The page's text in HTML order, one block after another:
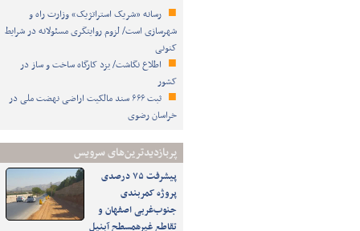
رسانه «شریک استراتژیک» وزارت راه و
شهرسازی است/ لزوم روایتگری مسئولانه در شرایط
کنونی
اطلاع نگاشت/ یزد کارگاه ساخت و ساز در
کشور
ثبت ۶۶۶ سند مالکیت اراضی نهضت ملی در
خراسان رضوی
پربازدیدترین‌های سرویس
پیشرفت ۷۵ درصدی
پروژه کمربندی
جنوب‌غربی اصفهان و
تقاطع غیرهمسطح آبنیل